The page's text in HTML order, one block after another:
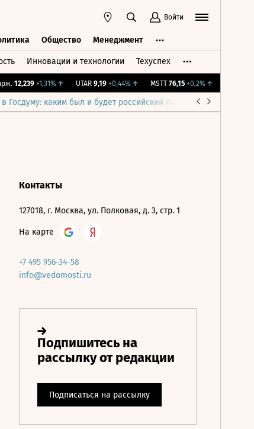
Войти
Общество Менеджмент
Инновации и технологии Техуспех
12,239 +1,31%↑ UTAR 9,19 +0,44%↑ MSTT 76,15 +0,2%↑
Госдуму: каким был и будет российский парламент
Контакты
127018, г. Москва, ул. Полковая, д. 3, стр. 1
На карте
+7 495 956-34-58
info@vedomosti.ru